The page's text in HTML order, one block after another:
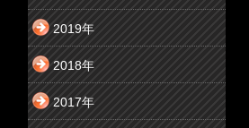
2019年
2018年
2017年